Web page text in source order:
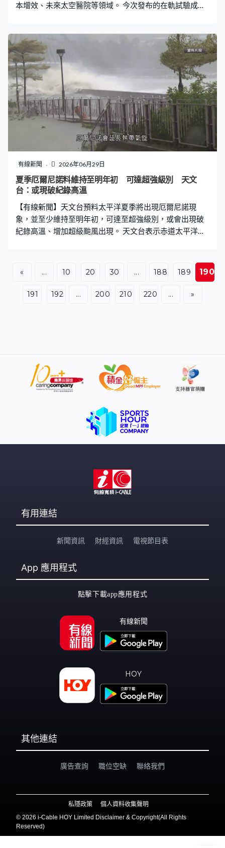
本增效、未來太空醫院等領域。 今次發布的在軌試驗成果
科研團隊研製的柔性黏附式轉運器，借鑑蜘蛛仿生黏附思
路，驗證了微重力環境下低衝擊、可重複、無次生碎片捕
獲的可行性，為太空碎片清理、在軌救援和物資轉運提供
新的技術路徑。 飛船上配備的改進型蒸汽壓縮太空製冷冰
箱，便為航天員的生活及需要低溫儲存的生物實驗樣品，
提供保存條件的重要設備。輕舟貨運飛船總設計師常亮：
「那麼第二批成果，基本上就要通過一到兩個月穩定性試
驗的這批成果，整體來說這一批成果都達到了我們的預
期。」 人類未來想在太空長時間駐留，完善的太空醫療保
障體系不可或缺，今次在軌試驗中亦開展了多項技術驗
證，例如能監測航天員肌肉狀態的肌電檢測儀、能加速傷
口癒合的難癒性創傷等離子體綜合治療儀等。另外，飛船
亦開展了齒肋赤蘚的太空復蘇試驗。輕舟貨運飛船總設計
陽光之後，它活了，那麼這種苔蘚未來將有甚麼作用呢
有線新聞 2026年06月29日
夏季厄爾尼諾料維持至明年初 可達超強級別 天文
台：或現破紀錄高溫
【有線新聞】天文台預料太平洋夏季將出現厄爾尼諾現
象，並至少維持至明年初，可達至超強級別，或會出現破
紀錄高溫、增加超級颱風出現。 天文台表示赤道太平洋中
暖化共同影響下，本港今明兩年平均氣溫明顯偏高，可能
出現破紀錄高溫。天文台又表示厄爾尼諾會延長熱帶氣旋
在海洋吸取熱能的時間，增加發展成超級颱風的機會。
« ... 10 20 30 ... 188 189 190
191 192 ... 200 210 220 ... »
有用連結
新聞資訊 財經資訊 電視節目表
App 應用程式
點擊下載app應用程式
有線新聞
HOY
其他連結
廣告查詢 職位空缺 聯絡我們
私隱政策
個人資料收集聲明
© 2026 i-Cable HOY Limited Disclaimer & Copyright(All Rights
Reserved)